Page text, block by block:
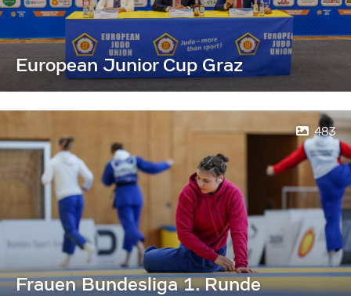
European Junior Cup Graz
483
Frauen Bundesliga 1. Runde